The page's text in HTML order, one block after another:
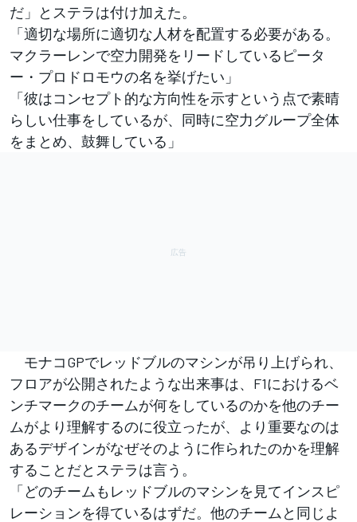
だ」とステラは付け加えた。
「適切な場所に適切な人材を配置する必要がある。
マクラーレンで空力開発をリードしているピータ
ー・プロドロモウの名を挙げたい」
「彼はコンセプト的な方向性を示すという点で素晴
らしい仕事をしているが、同時に空力グループ全体
をまとめ、鼓舞している」
モナコGPでレッドブルのマシンが吊り上げられ、
フロアが公開されたような出来事は、F1におけるベ
ンチマークのチームが何をしているのかを他のチー
ムがより理解するのに役立ったが、より重要なのは
あるデザインがなぜそのように作られたのかを理解
することだとステラは言う。
「どのチームもレッドブルのマシンを見てインスピ
レーションを得ているはずだ。他のチームと同じよ